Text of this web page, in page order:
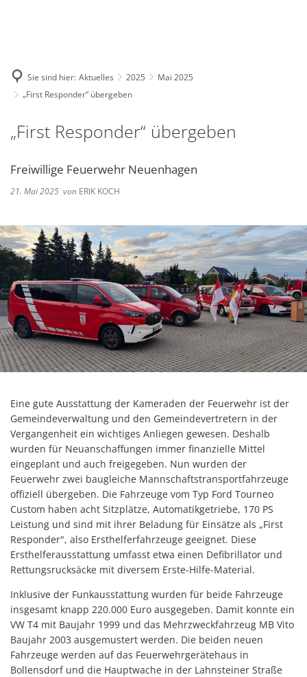
Sie sind hier: Aktuelles 2025
Mai 2025
„First Responder“ übergeben
„First Responder“ übergeben
Freiwillige Feuerwehr Neuenhagen
21. Mai 2025 von ERIK KOCH
Eine gute Ausstattung der Kameraden der Feuerwehr ist der
Gemeindeverwaltung und den Gemeindevertretern in der
Vergangenheit ein wichtiges Anliegen gewesen. Deshalb
wurden für Neuanschaffungen immer finanzielle Mittel
eingeplant und auch freigegeben. Nun wurden der
Feuerwehr zwei baugleiche Mannschaftstransportfahrzeuge
offiziell übergeben. Die Fahrzeuge vom Typ Ford Tourneo
Custom haben acht Sitzplätze, Automatikgetriebe, 170 PS
Leistung und sind mit ihrer Beladung für Einsätze als „First
Responder", also Ersthelferfahrzeuge geeignet. Diese
Ersthelferausstattung umfasst etwa einen Defibrillator und
Rettungsrucksäcke mit diversem Erste-Hilfe-Material.
Inklusive der Funkausstattung wurden für beide Fahrzeuge
insgesamt knapp 220.000 Euro ausgegeben. Damit konnte ein
VW T4 mit Baujahr 1999 und das Mehrzweckfahrzeug MB Vito
Baujahr 2003 ausgemustert werden. Die beiden neuen
Fahrzeuge werden auf das Feuerwehrgerätehaus in
Bollensdorf und die Hauptwache in der Lahnsteiner Straße